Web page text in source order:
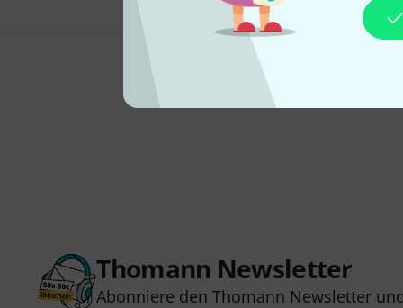
Thomann Newsletter
Abonniere den Thomann Newsletter